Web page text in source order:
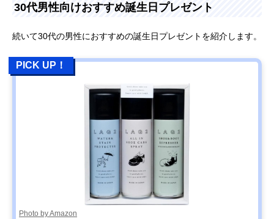
30代男性向けおすすめ誕生日プレゼント
続いて30代の男性におすすめの誕生日プレゼントを紹介します。
PICK UP！
Photo by Amazon